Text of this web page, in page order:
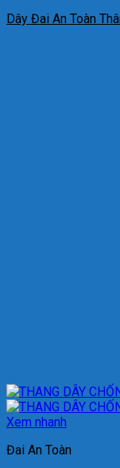
Dây Đai An Toàn
Xem nhanh
Đai An Toàn